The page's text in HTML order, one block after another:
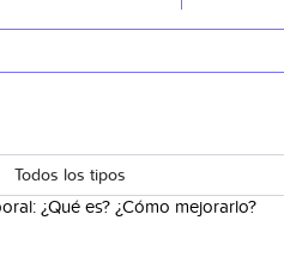
Todos los tipos
¿Qué es? ¿Cómo mejorarlo?